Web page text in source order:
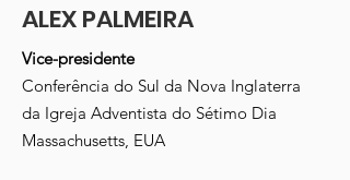
ALEX PALMEIRA
Vice-presidente
Conferência do Sul da Nova Inglaterra
da Igreja Adventista do Sétimo Dia
Massachusetts, EUA